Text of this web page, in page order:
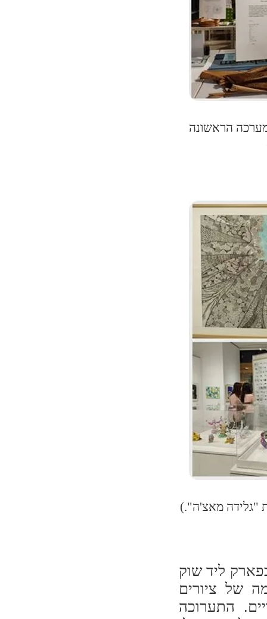
הראשונה
"גלידה מאצ'ה".)
ליד שוק
של ציורים
התערוכה